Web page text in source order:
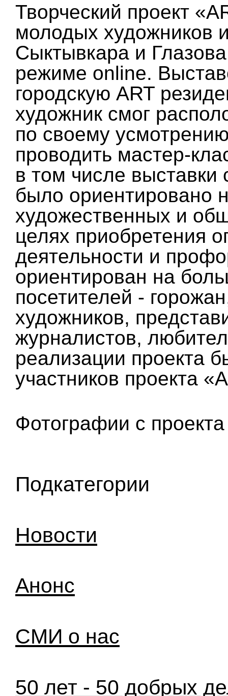
Творческий проект
молодых художников
Сыктывкара и
режиме online.
городскую ART
художник смог
по своему
проводить мастер-
в том числе выставки
было ориентировано
художественных и
целях приобретения
деятельности и
ориентирован на
посетителей -
художников,
журналистов,
реализации проекта
участников проекта
Фотографии с
Подкатегории
Новости
Анонс
СМИ о нас
50 лет - 50 добрых